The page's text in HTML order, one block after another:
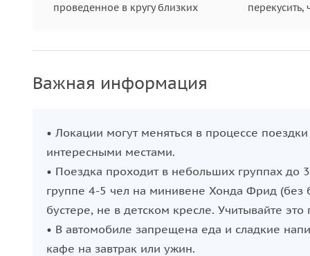
17:00—19:00 — Прибытие в Иркутск. (Время
проведенное в кругу близких
перекусить,
Важная информация
• Локации могут меняться в процессе
интересными местами.
• Поездка проходит в небольших группах до
группе 4-5 чел на минивене Хонда Фрид (без
бустере, не в детском кресле. Учитывайте
• В автомобиле запрещена еда и сладкие
кафе на завтрак или ужин.